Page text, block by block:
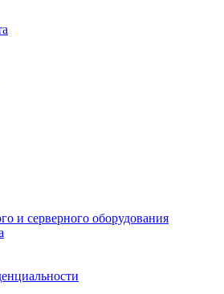
и серверного оборудования